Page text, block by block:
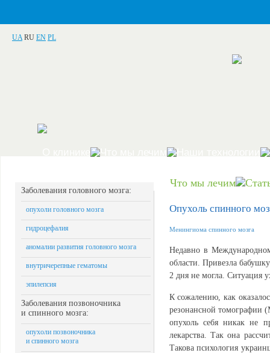
UA RU EN PL
Что мы лечим
Опухоль спинного
Менингиома спинного мозга
Недавно в
области. Привезла
2 дня не могла. Ситуация
К сожалению, как
резонансной томографии
опухоль себя никак не
лекарства. Так она
Такова психология
Заболевания головного мозга:
опухоли головного мозга
гидроцефалия
аномалии развития головного мозга
внутричерепные гематомы
эпилепсия
Заболевания позвоночника
и спинного мозга:
опухоли позвоночника
и спинного мозга